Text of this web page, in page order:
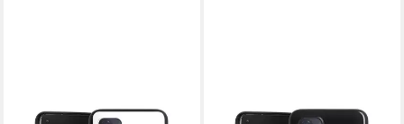
DEINDESIGN DEINDESIGN